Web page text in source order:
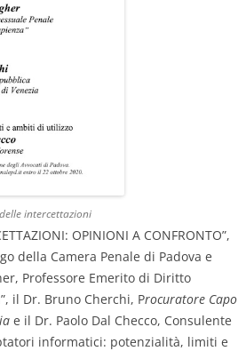
intercettazioni
OPINIONI A CONFRONTO”,
della Camera Penale di Padova e
Professore Emerito di Diritto
il Dr. Bruno Cherchi, Procuratore Capo
e il Dr. Paolo Dal Checco, Consulente
informatici: potenzialità, limiti e